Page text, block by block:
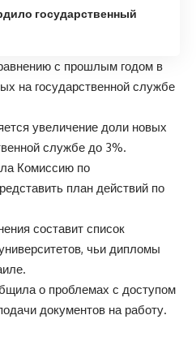
государственный
с прошлым годом в
на государственной службе
увеличение доли новых
службе до 3%.
Комиссию по
план действий по
составит список
чьи дипломы
о проблемах с доступом
документов на работу.